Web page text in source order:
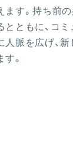
す。持ち前
ともに、コミ
脈を広げ、新
。